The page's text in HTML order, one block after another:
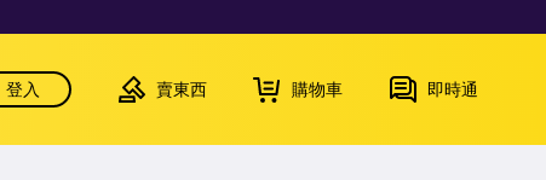
登入 賣東西 購物車 即時通